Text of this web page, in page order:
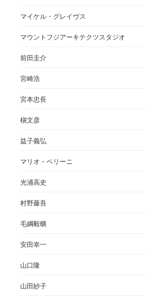
マイケル・グレイヴス
マウントフジアーキテクツスタジオ
前田圭介
宮崎浩
宮本忠長
槇文彦
益子義弘
マリオ・ベリーニ
光浦高史
村野藤吾
毛綱毅曠
安田幸一
山口隆
山田紗子